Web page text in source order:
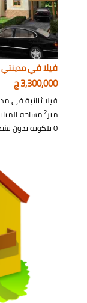
فيلا فيمدينتي
3,300,000 ج
فيلا ثنائية في
متر2مساحة المباني
0 بلكونة بدون تشطيب إستلام فوري للبيع كاش 3,300,000 جنيه